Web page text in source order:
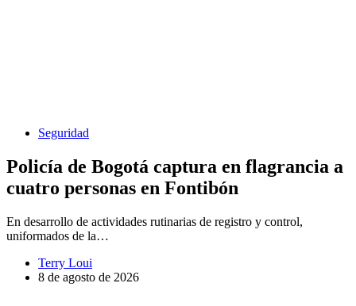
Seguridad
Policía de Bogotá captura en flagrancia a
cuatro personas en Fontibón
En desarrollo de actividades rutinarias de registro y control,
uniformados de la…
Terry Loui
8 de agosto de 2026